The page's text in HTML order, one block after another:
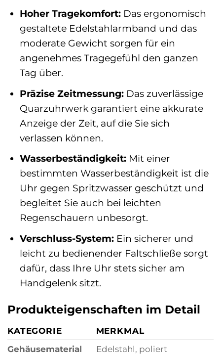
Hoher Tragekomfort:Das ergonomisch
gestaltete Edelstahlarmband und das
moderate Gewicht sorgen für ein
angenehmes Tragegefühl den ganzen
Tag über.
Präzise Zeitmessung:Das zuverlässige
Quarzuhrwerk garantiert eine akkurate
Anzeige der Zeit, auf die Sie sich
verlassen können.
Wasserbeständigkeit:Mit einer
bestimmten Wasserbeständigkeit ist die
Uhr gegen Spritzwasser geschützt und
begleitet Sie auch bei leichten
Regenschauern unbesorgt.
Verschluss-System:Ein sicherer und
leicht zu bedienender Faltschließe sorgt
dafür, dass Ihre Uhr stets sicher am
Handgelenk sitzt.
Produkteigenschaften im Detail
KATEGORIE
MERKMAL
Gehäusematerial
Edelstahl, poliert